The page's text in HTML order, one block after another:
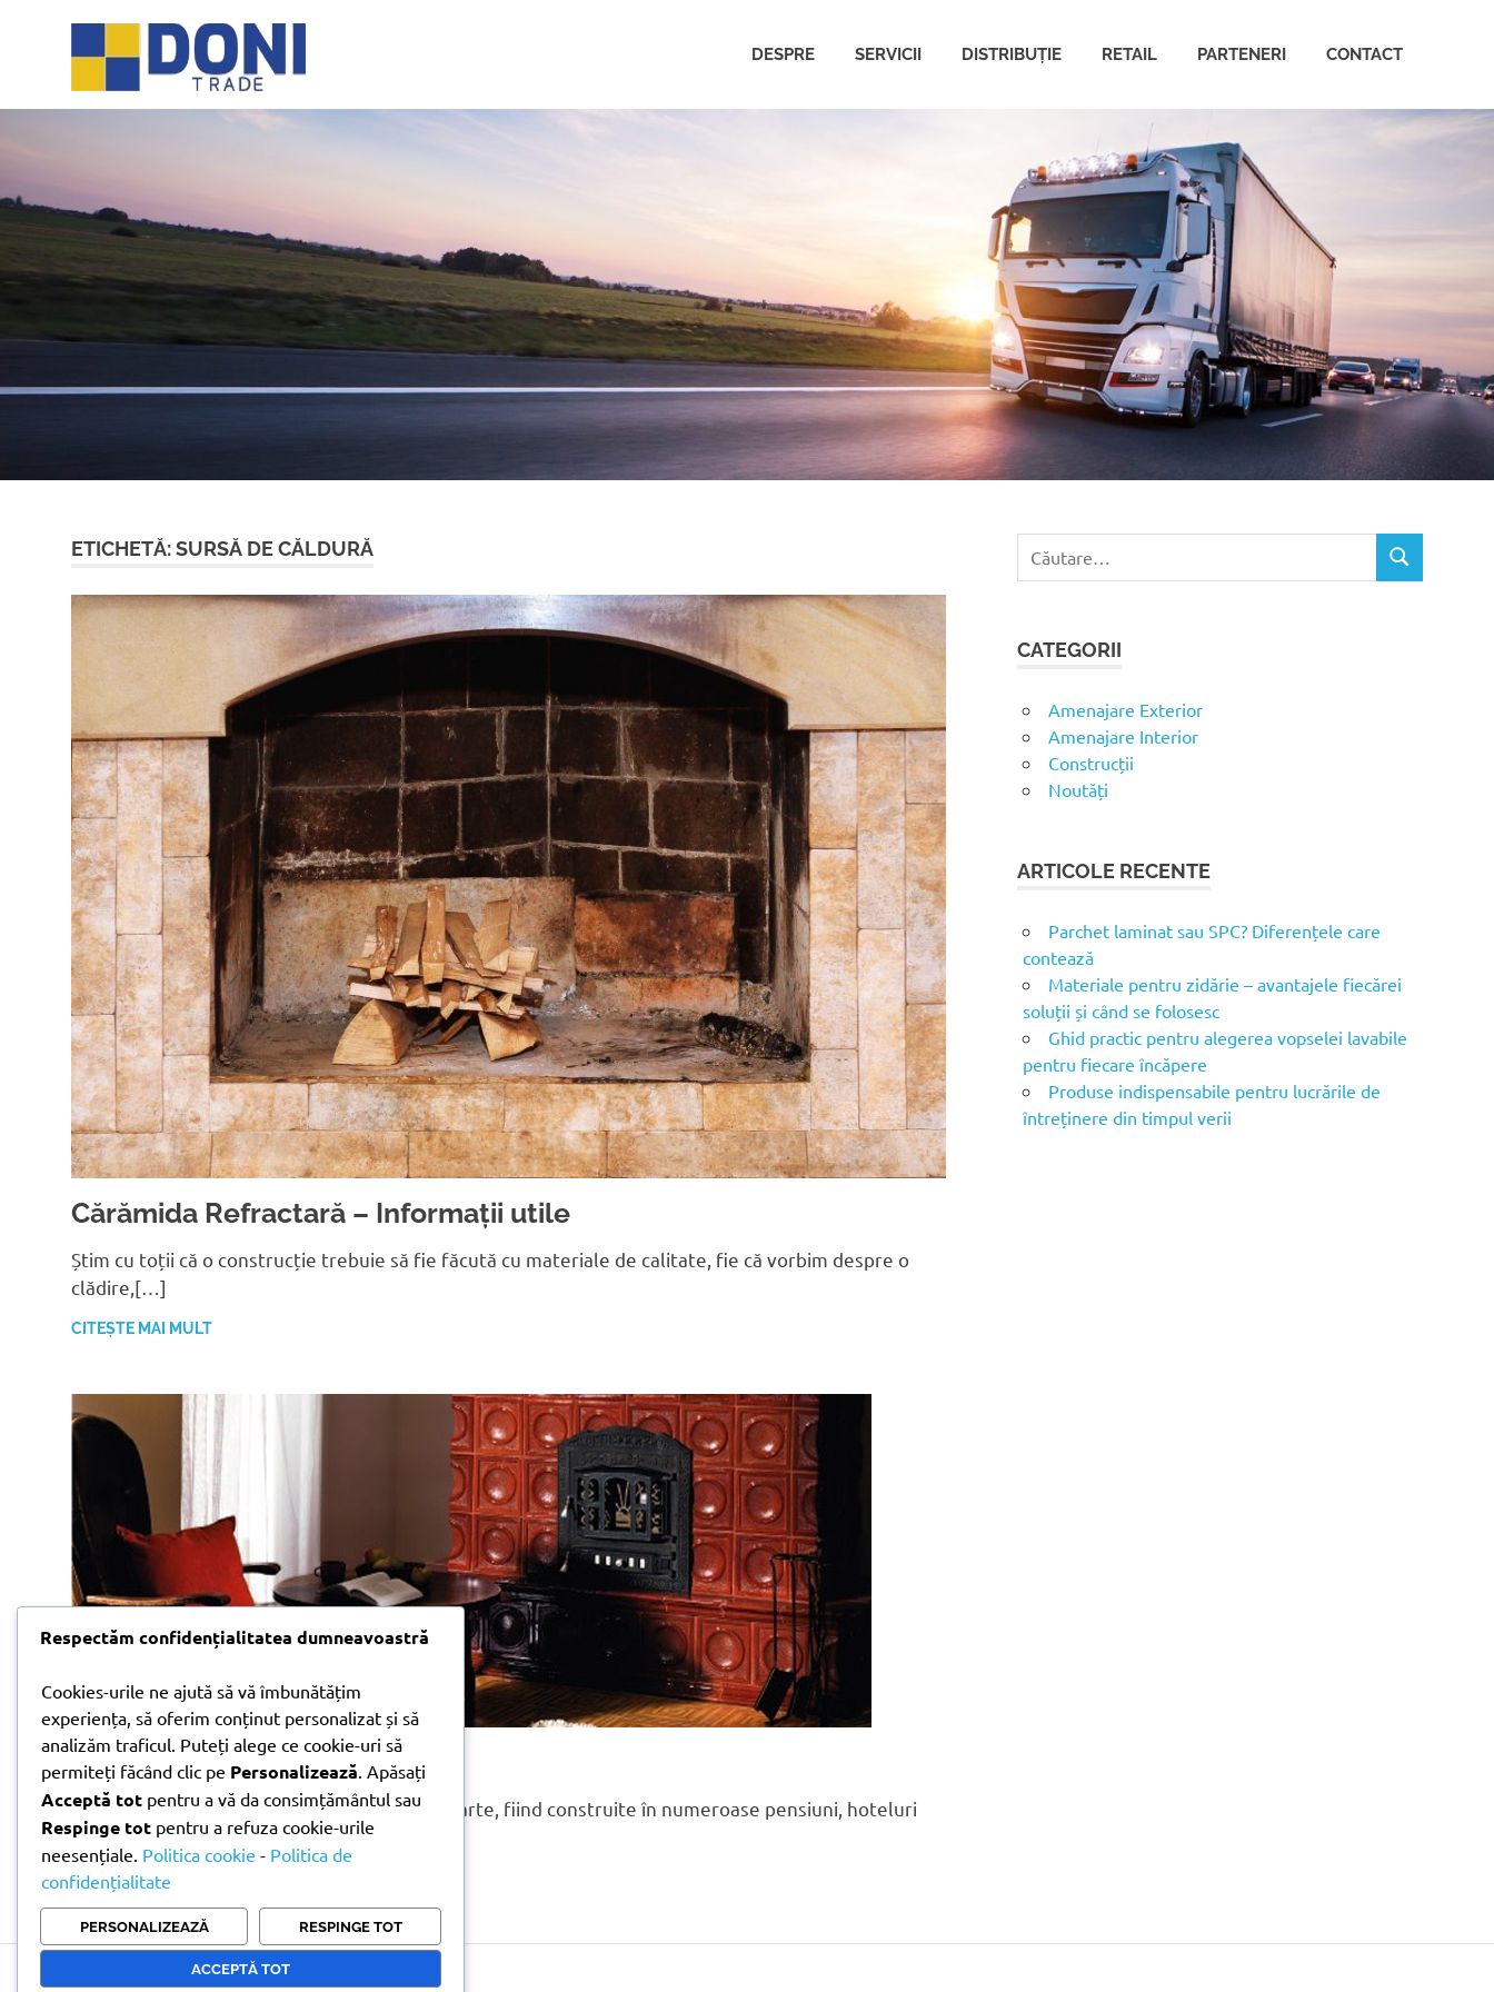
Trade
DESPRE SERVICII DISTRIBUȚIE RETAIL PARTENERI CONTACT
ETICHETĂ:SURSĂ DE CĂLDURĂ
Cărămida Refractară – Informații utile
Știm cu toții că o construcție trebuie să fie făcută cu materiale de calitate, fie că vorbim despre o
clădire,[…]
CITEȘTE MAI MULT
Sobe de teracota Oltenia
Sobe de teracota Oltenia dețin un farmec aparte, fiind construite în numeroase pensiuni, hoteluri
sau case care doresc să transmită[…]
CITEȘTE MAI MULT
ă
u
p
ă
:
C
CATEGORII
Amenajare Exterior
Amenajare Interior
Construcții
Noutăți
ARTICOLE RECENTE
Parchet laminat sau SPC? Diferențele care
contează
Materiale pentru zidărie – avantajele fiecărei
soluții și când se folosesc
Ghid practic pentru alegerea vopselei lavabile
pentru fiecare încăpere
Produse indispensabile pentru lucrările de
întreținere din timpul verii
Copyright © 2026 Doni Trade | Branding by Pion Media
Respectăm confidențialitatea dumneavoastră
Cookies-urile ne ajută să vă îmbunătățim
experiența, să oferim conținut personalizat și să
analizăm traficul. Puteți alege ce cookie-uri să
permiteți făcând clic pe Personalizează. Apăsați
Acceptă tot pentru a vă da consimțământul sau
Respinge tot pentru a refuza cookie-urile
neesențiale. Politica cookie - Politica de
confidențialitate
PERSONALIZEAZĂ RESPINGE TOT
ACCEPTĂ TOT